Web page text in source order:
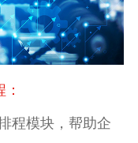
程模块，帮助企